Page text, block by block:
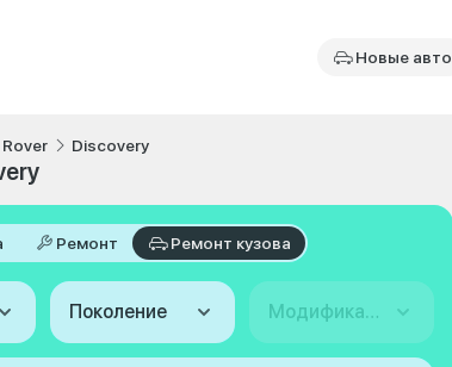
Новые авто
Discovery
Ремонт Ремонт кузова
Поколение Модификация